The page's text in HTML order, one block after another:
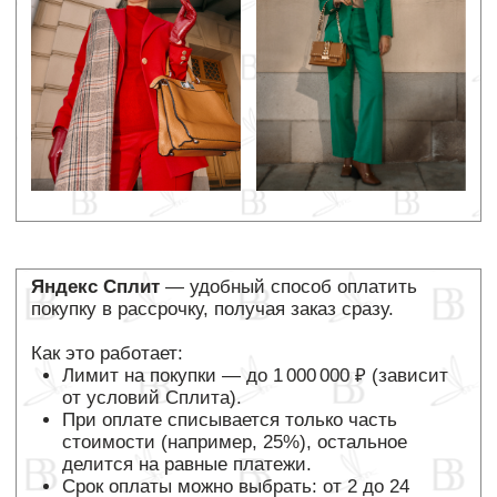
ДОСТАВКА ЗАКАЗОВ
Способы доставки:
экспресс-доставка
курьерская доставка;
самовывоз из ПВЗ или постамата;
Вы можете заказать до 5 товаров в одном заказе
для любого вида доставки.
ЭКСПРЕСС-ДОСТАВКА
С ПРИМЕРКОЙВ ДЕНЬ
ОФОРМЛЕНИЯ ЗАКАЗА ПО
МОСКВЕ В ПРЕДЕЛАХ МКАД
Получите Ваш заказ в день оформления. Услуга
доступна в случае, если изделия есть на складе.
После оформления заказа с экспресс-доставкой